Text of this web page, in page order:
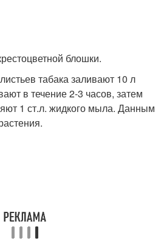
блошки.
табака заливают 10 л
в течение 2-3 часов, затем
1 ст.л. жидкого мыла. Данным